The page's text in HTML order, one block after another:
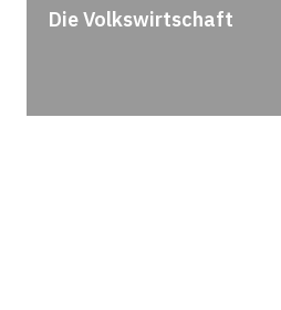
Die Volkswirtschaft